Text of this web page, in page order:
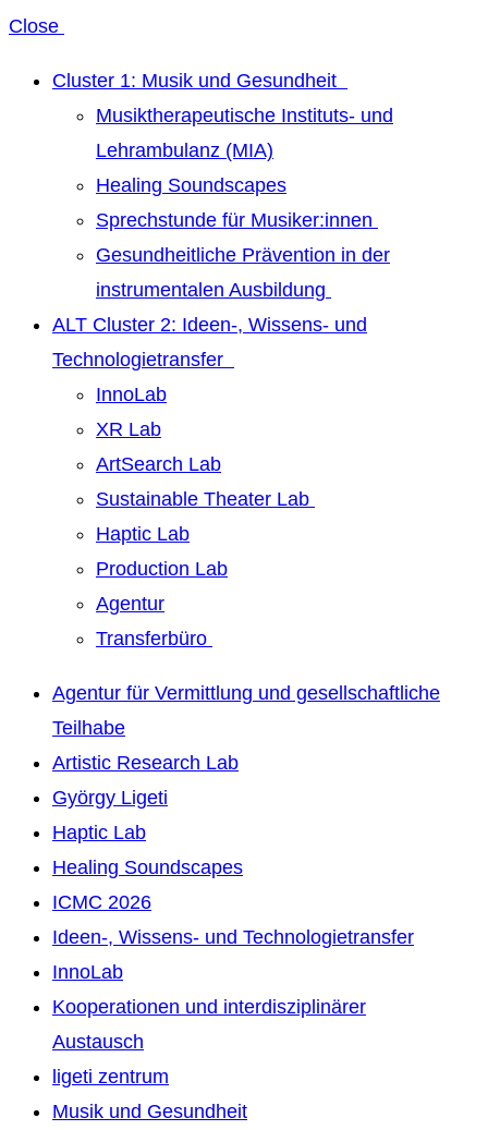
Close
Cluster 1: Musik und Gesundheit
Musiktherapeutische Instituts- und
Lehrambulanz (MIA)
Healing Soundscapes
Sprechstunde für Musiker:innen
Gesundheitliche Prävention in der
instrumentalen Ausbildung
ALT Cluster 2: Ideen-, Wissens- und
Technologietransfer
InnoLab
XR Lab
ArtSearch Lab
Sustainable Theater Lab
Haptic Lab
Production Lab
Agentur
Transferbüro
Agentur für Vermittlung und gesellschaftliche
Teilhabe
Artistic Research Lab
György Ligeti
Haptic Lab
Healing Soundscapes
ICMC 2026
Ideen-, Wissens- und Technologietransfer
InnoLab
Kooperationen und interdisziplinärer
Austausch
ligeti zentrum
Musik und Gesundheit